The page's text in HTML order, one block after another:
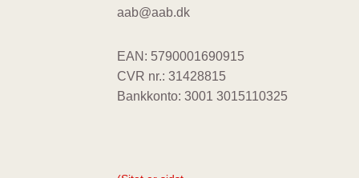
aab@aab.dk
EAN: 5790001690915
CVR nr.: 31428815
Bankkonto: 3001 3015110325